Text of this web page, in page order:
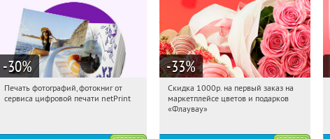
-30%
07:20:29 Получили:
Печать фотографий, фотокниг от
сервиса цифровой печати netPrint
-33%
07:20:29 Получили:
Россия
Скидка 1000р. на первый заказ на
маркетплейсе цветов и подарков
«Флаувау»